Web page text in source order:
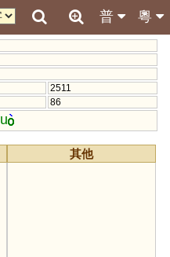
粵
普
2511
86
u
其他